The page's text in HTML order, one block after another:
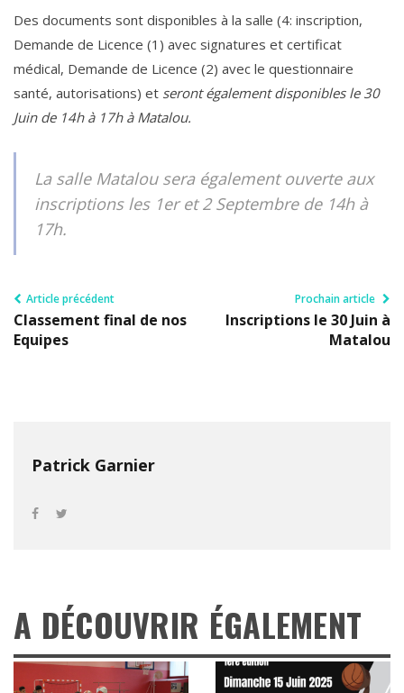
Des documents sont disponibles à la salle (4: inscription,
Demande de Licence (1) avec signatures et certificat
médical, Demande de Licence (2) avec le questionnaire
santé, autorisations) et seront également disponibles le 30
Juin de 14h à 17h à Matalou.
La salle Matalou sera également ouverte aux
inscriptions les 1er et 2 Septembre de 14h à
17h.
Article précédent
Classement final de nos
Equipes
Prochain article
Inscriptions le 30 Juin à
Matalou
Patrick Garnier
A DÉCOUVRIR ÉGALEMENT